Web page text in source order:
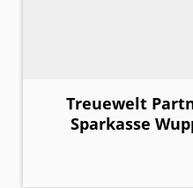
Treuewelt
Sparkasse